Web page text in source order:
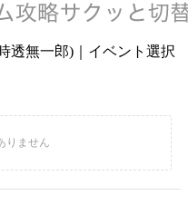
透無一郎)｜イベント選択